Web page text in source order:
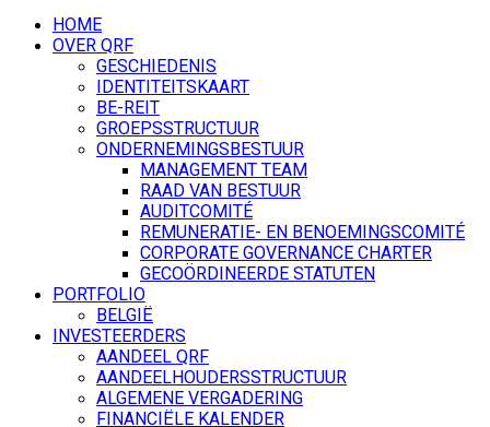
HOME
OVER QRF
GESCHIEDENIS
IDENTITEITSKAART
BE-REIT
GROEPSSTRUCTUUR
ONDERNEMINGSBESTUUR
MANAGEMENT TEAM
RAAD VAN BESTUUR
AUDITCOMITÉ
REMUNERATIE- EN BENOEMINGSCOMITÉ
CORPORATE GOVERNANCE CHARTER
GECOÖRDINEERDE STATUTEN
PORTFOLIO
BELGIË
INVESTEERDERS
AANDEEL QRF
AANDEELHOUDERSSTRUCTUUR
ALGEMENE VERGADERING
FINANCIËLE KALENDER